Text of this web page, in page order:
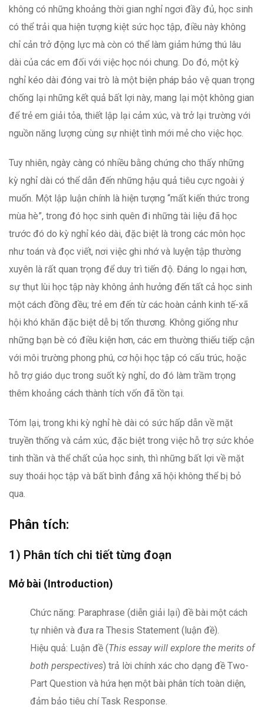
không có những khoảng thời gian nghỉ ngơi đầy đủ, học sinh
có thể trải qua hiện tượng kiệt sức học tập, điều này không
chỉ cản trở động lực mà còn có thể làm giảm hứng thú lâu
dài của các em đối với việc học nói chung. Do đó, một kỳ
nghỉ kéo dài đóng vai trò là một biện pháp bảo vệ quan trọng
chống lại những kết quả bất lợi này, mang lại một không gian
để trẻ em giải tỏa, thiết lập lại cảm xúc, và trở lại trường với
nguồn năng lượng cùng sự nhiệt tình mới mẻ cho việc học.
Tuy nhiên, ngày càng có nhiều bằng chứng cho thấy những
kỳ nghỉ dài có thể dẫn đến những hậu quả tiêu cực ngoài ý
muốn. Một lập luận chính là hiện tượng “mất kiến thức trong
mùa hè”, trong đó học sinh quên đi những tài liệu đã học
trước đó do kỳ nghỉ kéo dài, đặc biệt là trong các môn học
như toán và đọc viết, nơi việc ghi nhớ và luyện tập thường
xuyên là rất quan trọng để duy trì tiến độ. Đáng lo ngại hơn,
sự thụt lùi học tập này không ảnh hưởng đến tất cả học sinh
một cách đồng đều; trẻ em đến từ các hoàn cảnh kinh tế-xã
hội khó khăn đặc biệt dễ bị tổn thương. Không giống như
những bạn bè có điều kiện hơn, các em thường thiếu tiếp cận
với môi trường phong phú, cơ hội học tập có cấu trúc, hoặc
hỗ trợ giáo dục trong suốt kỳ nghỉ, do đó làm trầm trọng
thêm khoảng cách thành tích vốn đã tồn tại.
Tóm lại, trong khi kỳ nghỉ hè dài có sức hấp dẫn về mặt
truyền thống và cảm xúc, đặc biệt trong việc hỗ trợ sức khỏe
tinh thần và thể chất của học sinh, thì những bất lợi về mặt
suy thoái học tập và bất bình đẳng xã hội không thể bị bỏ
qua.
Phân tích:
1) Phân tích chi tiết từng đoạn
Mở bài (Introduction)
Chức năng: Paraphrase (diễn giải lại) đề bài một cách
tự nhiên và đưa ra Thesis Statement (luận đề).
Hiệu quả: Luận đề (This essay will explore the merits of
both perspectives) trả lời chính xác cho dạng đề Two-
Part Question và hứa hẹn một bài phân tích toàn diện,
đảm bảo tiêu chí Task Response.